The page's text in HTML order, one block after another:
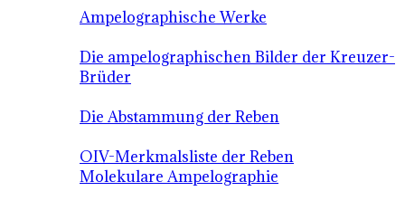
Ampelographische Werke
Die ampelographischen Bilder der Kreuzer-
Brüder
Die Abstammung der Reben
OIV-Merkmalsliste der Reben
Molekulare Ampelographie